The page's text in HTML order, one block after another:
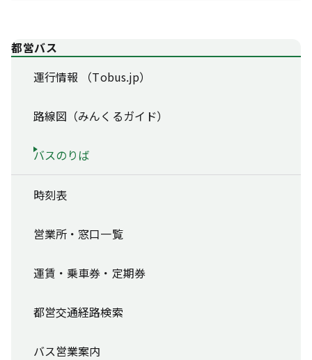
都営バス
運行情報 （Tobus.jp）
路線図（みんくるガイド）
バスのりば
時刻表
営業所・窓口一覧
運賃・乗車券・定期券
都営交通経路検索
バス営業案内